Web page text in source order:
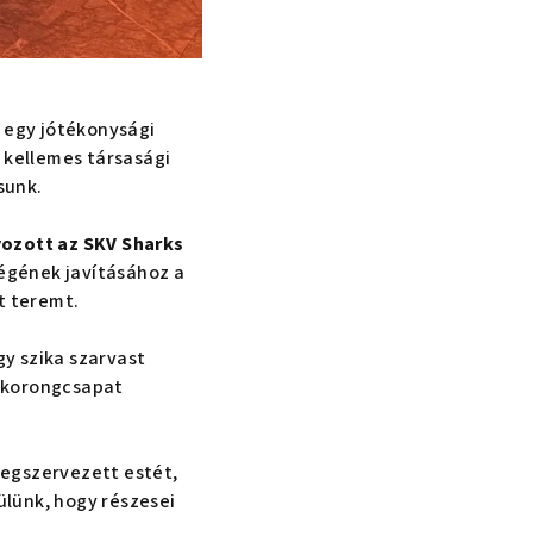
jótékonysági
társasági
az SKV Sharks
javításához a
teremt.
szika szarvast
estét,
hogy részesei